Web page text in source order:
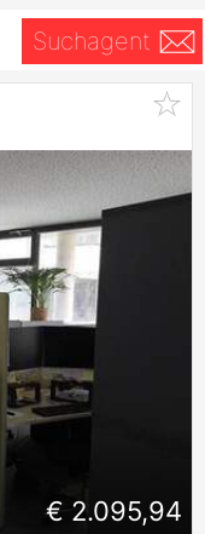
Suchagent
€ 2.095,94